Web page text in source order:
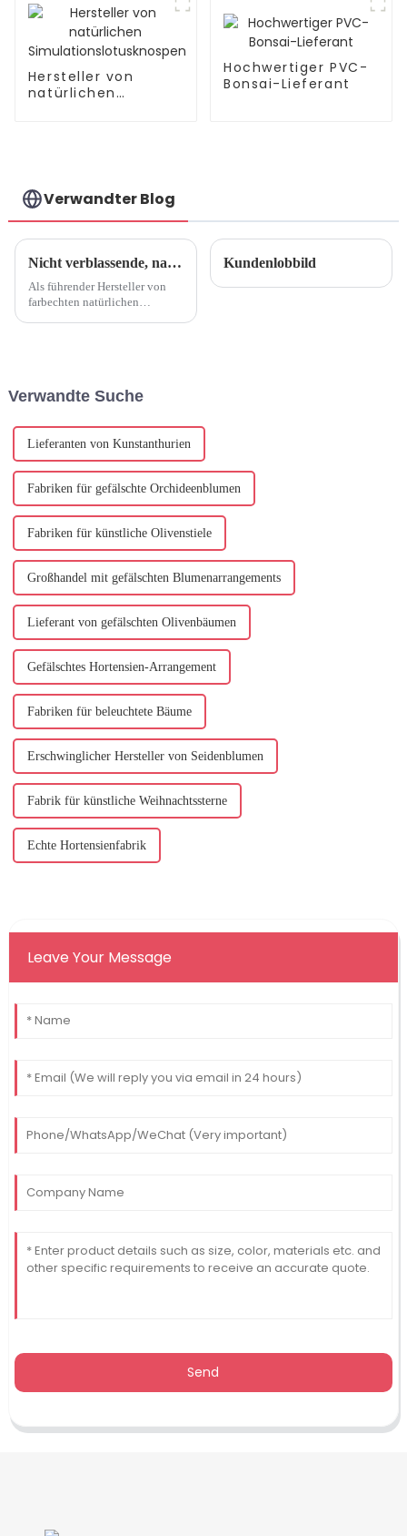
Hersteller von
natürlichen
Hochwertiger PVC-
Bonsai-Lieferant
Verwandter Blog
Nicht verblassende, natürliche Simulation von Anthurium: Hochwertige Herstellung
Als führender Hersteller von
farbechten natürlichen
produzieren.
Kundenlobbild
Verwandte Suche
Lieferanten von Kunstanthurien
Fabriken für gefälschte Orchideenblumen
Fabriken für künstliche Olivenstiele
Großhandel mit gefälschten Blumenarrangements
Lieferant von gefälschten Olivenbäumen
Gefälschtes Hortensien-Arrangement
Fabriken für beleuchtete Bäume
Erschwinglicher Hersteller von Seidenblumen
Fabrik für künstliche Weihnachtssterne
Echte Hortensienfabrik
Leave Your Message
Send